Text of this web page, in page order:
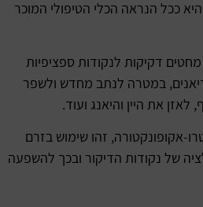
ככל הנראה הכלי הטיפולי המוכר
דקיקות לנקודות ספציפיות
במטרה לנתב מחדש ולשפר
לאזן את היין והיאנג ועוד.
אקופונקטורה, זהו שימוש בזרם
של נקודות הדיקור ובכך להשפעה